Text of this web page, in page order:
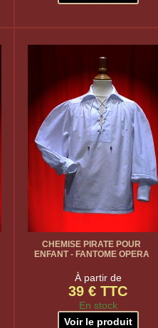
CHEMISE PIRATE POUR
ENFANT - FANTOME OPERA
À partir de
39 € TTC
En stock
Voir le produit